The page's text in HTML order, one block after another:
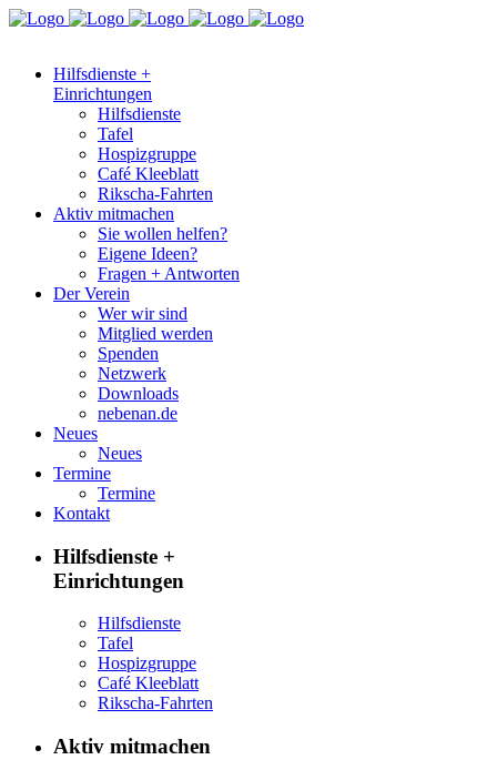
Hilfsdienste +
Einrichtungen
Hilfsdienste
Tafel
Hospizgruppe
Café Kleeblatt
Rikscha-Fahrten
Aktiv mitmachen
Sie wollen helfen?
Eigene Ideen?
Fragen + Antworten
Der Verein
Wer wir sind
Mitglied werden
Spenden
Netzwerk
Downloads
nebenan.de
Neues
Neues
Termine
Termine
Kontakt
Hilfsdienste +
Einrichtungen
Hilfsdienste
Tafel
Hospizgruppe
Café Kleeblatt
Rikscha-Fahrten
Aktiv mitmachen